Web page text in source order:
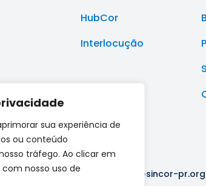
sua experiência de
ou conteúdo
tráfego. Ao clicar em
nosso uso de
HubCor
Interlocução
4020-2284 secretaria@sincor-